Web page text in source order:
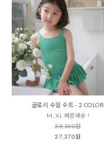
글로리 수읨 수트 - 2 COLOR
M, XL 빠른배송 !
39,100원
27,370원